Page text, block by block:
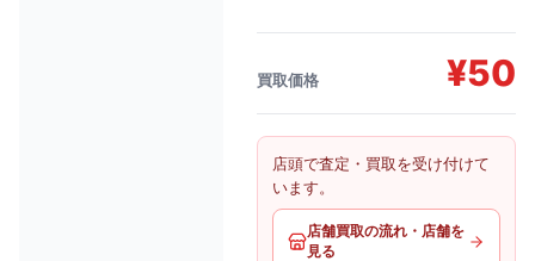
買取価格 ¥50
店頭で査定・買取を受け付けて
います。
店舗買取の流れ・店舗を
見る